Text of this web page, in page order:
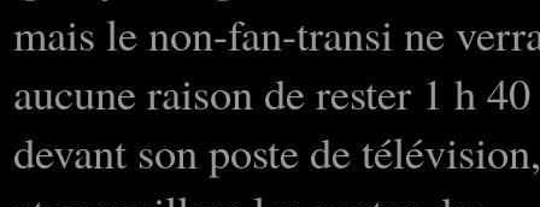
mais le non-fan-transi ne
aucune raison de rester 1 h 40
devant son poste de télévision,